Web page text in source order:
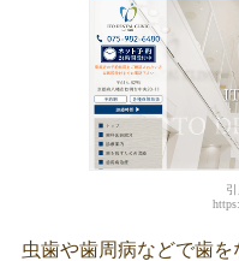
虫歯や歯周病などで歯